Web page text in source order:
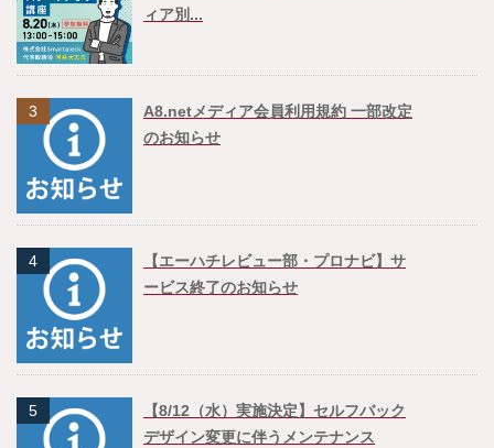
ィア別...
3
A8.netメディア会員利用規約 一部改定
のお知らせ
4
【エーハチレビュー部・プロナビ】サ
ービス終了のお知らせ
5
【8/12（水）実施決定】セルフバック
デザイン変更に伴うメンテナンス